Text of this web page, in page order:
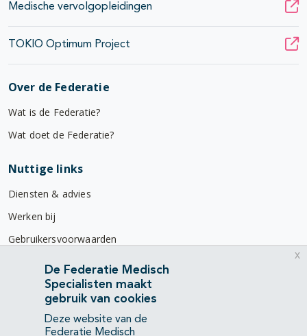
Medische vervolgopleidingen
TOKIO Optimum Project
Over de Federatie
Wat is de Federatie?
Wat doet de Federatie?
Nuttige links
Diensten & advies
Werken bij
Gebruikersvoorwaarden
Privacyverklaring
Contact
Mercatorlaan 1200
3528 BL Utrecht
De Federatie Medisch
Specialisten maakt
gebruik van cookies
Deze website van de
Federatie Medisch
x